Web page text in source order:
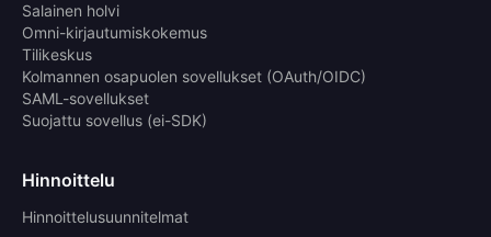
Salainen holvi
Omni-kirjautumiskokemus
Tilikeskus
Kolmannen osapuolen sovellukset (OAuth/OIDC)
SAML-sovellukset
Suojattu sovellus (ei-SDK)
Hinnoittelu
Hinnoittelusuunnitelmat